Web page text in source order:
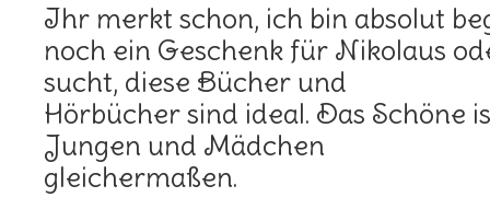
Ihr merkt schon, ich bin absolut
noch ein Geschenk für Nikolaus
sucht, diese Bücher und
Hörbücher sind ideal. Das Schöne
Jungen und Mädchen
gleichermaßen.